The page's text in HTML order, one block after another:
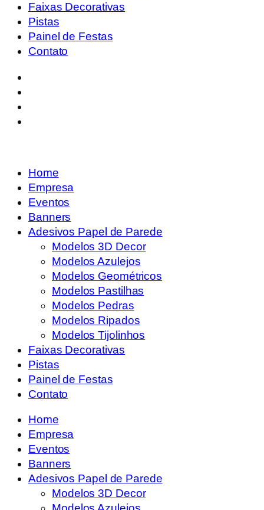
Faixas Decorativas
Pistas
Painel de Festas
Contato
Home
Empresa
Eventos
Banners
Adesivos Papel de Parede
Modelos 3D Decor
Modelos Azulejos
Modelos Geométricos
Modelos Pastilhas
Modelos Pedras
Modelos Ripados
Modelos Tijolinhos
Faixas Decorativas
Pistas
Painel de Festas
Contato
Home
Empresa
Eventos
Banners
Adesivos Papel de Parede
Modelos 3D Decor